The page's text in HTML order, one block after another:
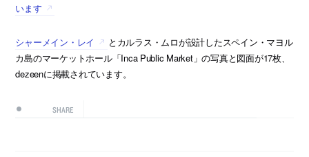
います
シャーメイン・レイ
とカルラス・ムロが設計したスペイン・マヨル
カ島のマーケットホール「Inca Public Market」の写真と図面が17枚、
dezeenに掲載されています。
SHARE